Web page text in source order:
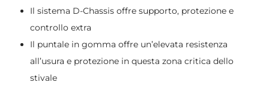
Il sistema D-Chassis offre supporto, protezione e
controllo extra
Il puntale in gomma offre un’elevata resistenza
all’usura e protezione in questa zona critica dello
stivale